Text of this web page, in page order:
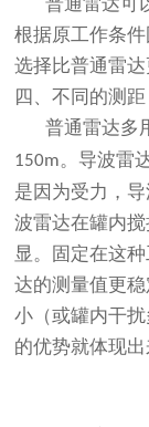
根据原工作条
选择比普通雷达
四、不同的测距
普通雷达多
150m。导波雷
是因为受力，
波雷达在罐内
显。固定在这
达的测量值更
小（或罐内干
的优势就体现出